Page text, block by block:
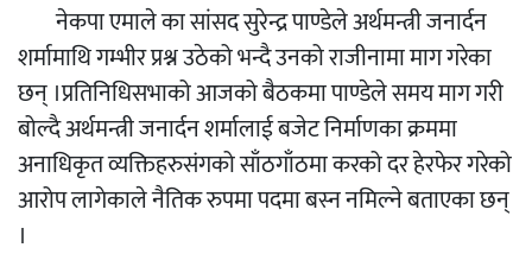
नेकपा एमाले का सांसद सुरेन्द्र पाण्डेले अर्थमन्त्री जनार्दन
शर्मामाथि गम्भीर प्रश्न उठेको भन्दै उनको राजीनामा माग गरेका
छन् ।प्रतिनिधिसभाको आजको बैठकमा पाण्डेले समय माग गरी
बोल्दै अर्थमन्त्री जनार्दन शर्मालाई बजेट निर्माणका क्रममा
अनाधिकृत व्यक्तिहरुसंगको साँठगाँठमा करको दर हेरफेर गरेको
आरोप लागेकाले नैतिक रुपमा पदमा बस्न नमिल्ने बताएका छन्
।